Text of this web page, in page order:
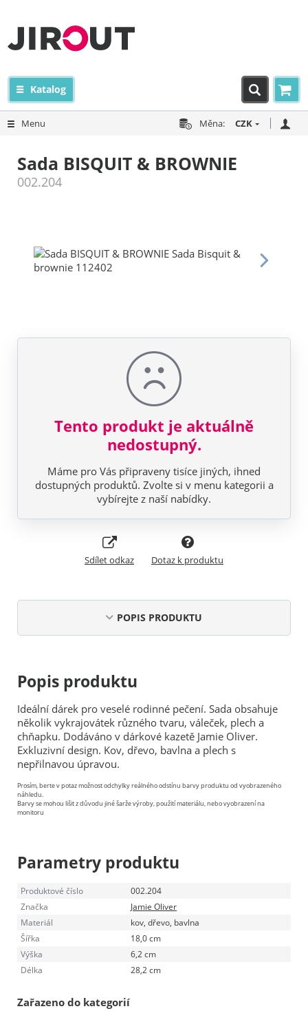
Katalog
Menu Měna: CZK
Sada BISQUIT & BROWNIE
002.204
Tento produkt je aktuálně
nedostupný.
Máme pro Vás připraveny tisíce jiných, ihned
dostupných produktů. Zvolte si v menu kategorii a
vybírejte z naší nabídky.
Sdílet odkaz Dotaz k produktu
POPIS PRODUKTU
Popis produktu
Ideální dárek pro veselé rodinné pečení. Sada obsahuje
několik vykrajovátek různého tvaru, váleček, plech a
chňapku. Dodáváno v dárkové kazetě Jamie Oliver.
Exkluzivní design. Kov, dřevo, bavlna a plech s
nepřilnavou úpravou.
Prosím, berte v potaz možnost odchylky reálného odstínu barvy produktu od vyobrazeného
náhledu.
Barvy se mohou lišit z důvodu jiné šarže výroby, použití materiálu, nebo vyobrazení na
monitoru
Parametry produktu
Produktové číslo
002.204
Značka
Jamie Oliver
Materiál
kov, dřevo, bavlna
Šířka
18,0 cm
Výška
6,2 cm
Délka
28,2 cm
Zařazeno do kategorií